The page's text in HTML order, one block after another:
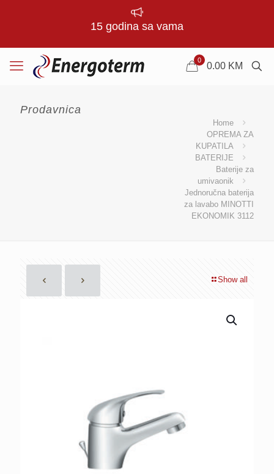
15 godina sa vama
0
0.00 KM
Prodavnica
Home
OPREMA ZA
KUPATILA
BATERIJE
Baterije za
umivaonik
Jednoručna baterija
za lavabo MINOTTI
EKONOMIK 3112
Show all